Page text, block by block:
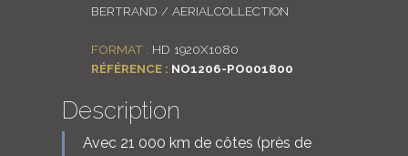
BERTRAND / AERIALCOLLECTION
FORMAT : HD 1920X1080
RÉFÉRENCE : NO1206-PO001800
Description
Avec 21 000 km de côtes (près de